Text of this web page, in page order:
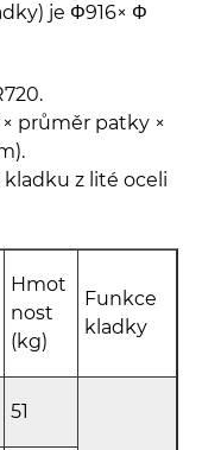
je Φ916× Φ
průměr patky ×
z lité oceli
Hmot
nost
(kg)
Funkce
kladky
51